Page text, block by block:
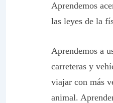
Aprendemos
las leyes de la
Aprendemos a
carreteras y
viajar con más
animal.